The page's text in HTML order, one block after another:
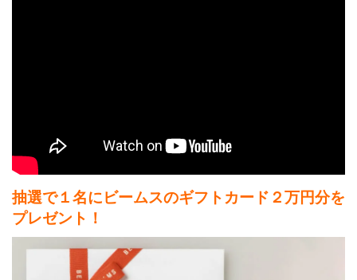
抽選で１名にビームスのギフトカード２万円分を
プレゼント！